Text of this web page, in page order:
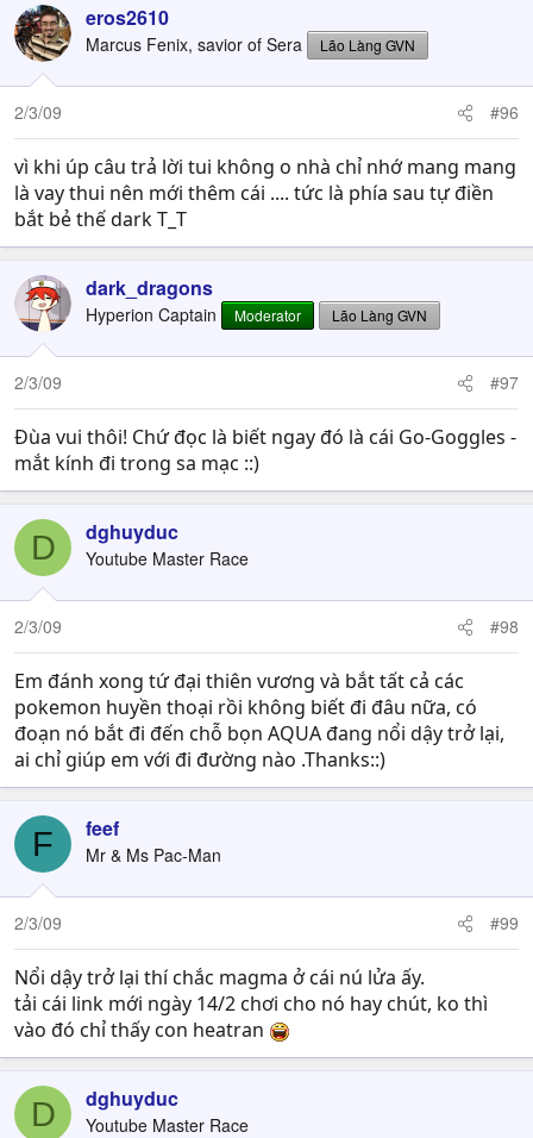
eros2610
Marcus Fenix, savior of Sera Lão Làng GVN
2/3/09 #96
vì khi úp câu trả lời tui không o nhà chỉ nhớ mang mang
là vay thui nên mới thêm cái .... tức là phía sau tự điền
bắt bẻ thế dark T_T
dark_dragons
Hyperion Captain Moderator Lão Làng GVN
2/3/09 #97
Đùa vui thôi! Chứ đọc là biết ngay đó là cái Go-Goggles -
mắt kính đi trong sa mạc ::)
D dghuyduc
Youtube Master Race
2/3/09 #98
Em đánh xong tứ đại thiên vương và bắt tất cả các
pokemon huyền thoại rồi không biết đi đâu nữa, có
đoạn nó bắt đi đến chỗ bọn AQUA đang nổi dậy trở lại,
ai chỉ giúp em với đi đường nào .Thanks::)
F feef
Mr & Ms Pac-Man
2/3/09 #99
Nổi dậy trở lại thí chắc magma ở cái nú lửa ấy.
tải cái link mới ngày 14/2 chơi cho nó hay chút, ko thì
vào đó chỉ thấy con heatran
D dghuyduc
Youtube Master Race